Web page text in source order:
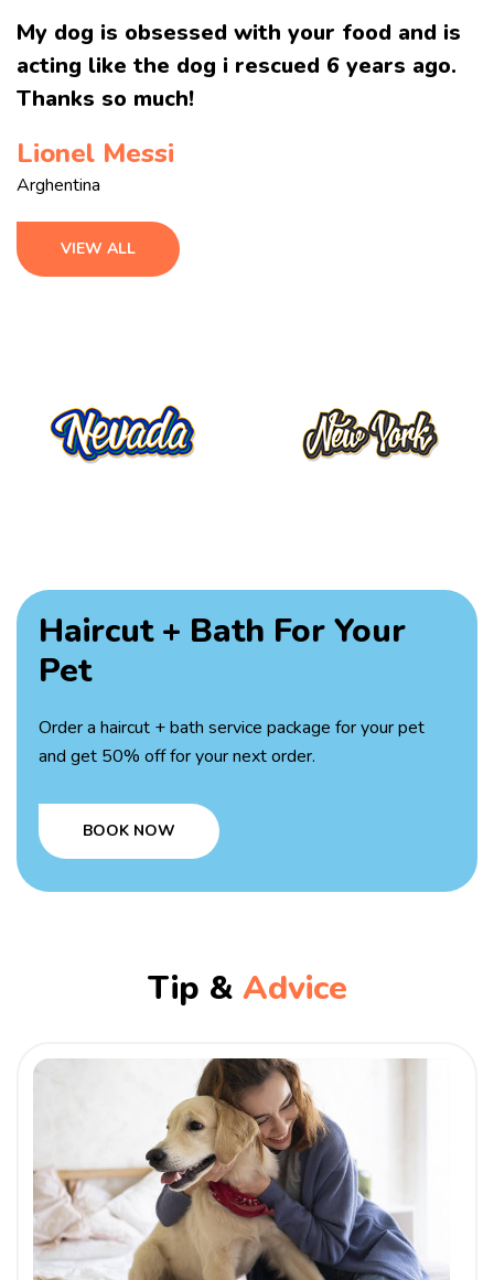
My dog is obsessed with your food and is
acting like the dog i rescued 6 years ago.
Thanks so much!
Lionel Messi
Arghentina
VIEW ALL
Haircut + Bath For Your
Pet
Order a haircut + bath service package for your pet
and get 50% off for your next order.
BOOK NOW
Tip & Advice